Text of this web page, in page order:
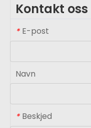
Kontakt oss
* E-post
Navn
* Beskjed